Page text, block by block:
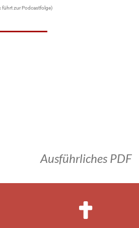
führt zur Podcastfolge)
Ausführliches PDF